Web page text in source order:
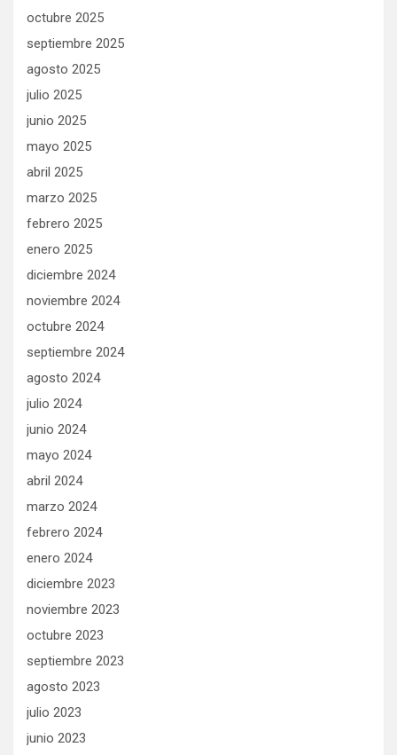
octubre 2025
septiembre 2025
agosto 2025
julio 2025
junio 2025
mayo 2025
abril 2025
marzo 2025
febrero 2025
enero 2025
diciembre 2024
noviembre 2024
octubre 2024
septiembre 2024
agosto 2024
julio 2024
junio 2024
mayo 2024
abril 2024
marzo 2024
febrero 2024
enero 2024
diciembre 2023
noviembre 2023
octubre 2023
septiembre 2023
agosto 2023
julio 2023
junio 2023